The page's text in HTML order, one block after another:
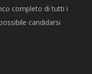
completo di tutti i
candidarsi